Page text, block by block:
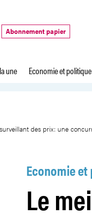
Abonnement papier
une Economie et politique
des
des prix: une
Economie
Le